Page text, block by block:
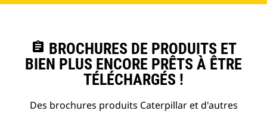
assignment BROCHURES DE PRODUITS ET
BIEN PLUS ENCORE PRÊTS À ÊTRE
TÉLÉCHARGÉS !
Des brochures produits Caterpillar et d'autres